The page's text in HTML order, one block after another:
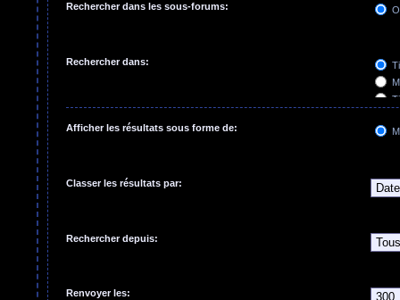
Rechercher dans les sous-forums:
Rechercher dans:
Afficher les résultats sous forme de:
Classer les résultats par:
Rechercher depuis:
Renvoyer les: